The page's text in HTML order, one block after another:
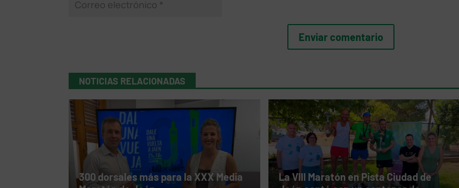
NOTICIAS RELACIONADAS
300 dorsales más para la XXX Media
La VIII Maratón en Pista Ciudad de